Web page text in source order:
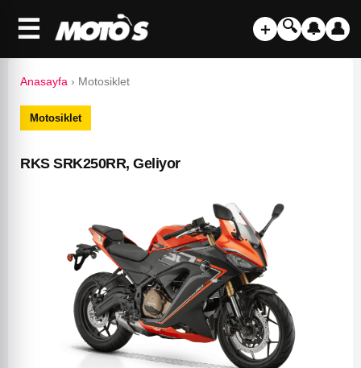
☰ ＋ 🔍 🔔 👤
Anasayfa › Motosiklet
Motosiklet
RKS SRK250RR, Geliyor